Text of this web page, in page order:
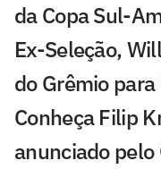
da Copa Sul-
Ex-Seleção,
do Grêmio
Conheça Filip
anunciado pelo